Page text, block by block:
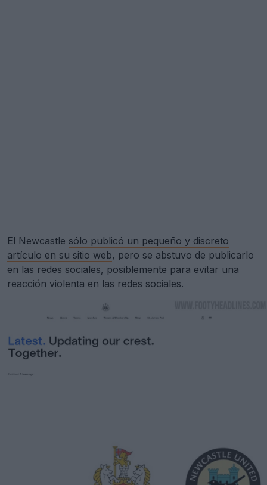
El Newcastle sólo publicó un pequeño y discreto
artículo en su sitio web, pero se abstuvo de publicarlo
en las redes sociales, posiblemente para evitar una
reacción violenta en las redes sociales.